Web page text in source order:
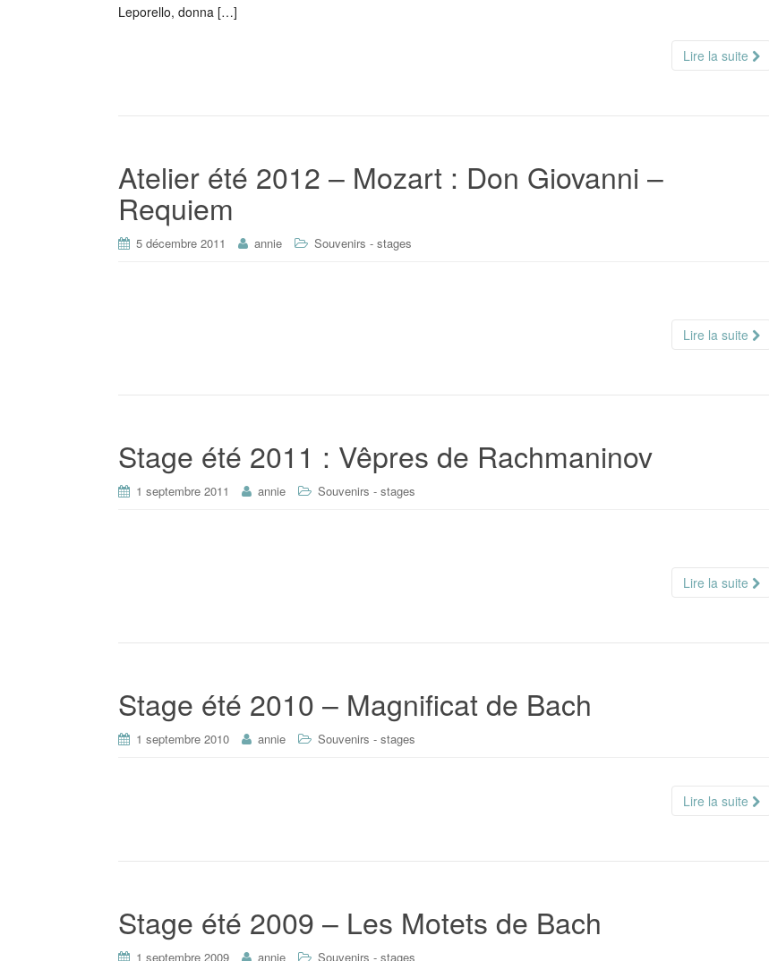
Leporello, donna […]
Lire la suite
Atelier été 2012 – Mozart : Don Giovanni –
Requiem
5 décembre 2011 annie Souvenirs - stages
Lire la suite
Stage été 2011 : Vêpres de Rachmaninov
1 septembre 2011 annie Souvenirs - stages
Lire la suite
Stage été 2010 – Magnificat de Bach
1 septembre 2010 annie Souvenirs - stages
Lire la suite
Stage été 2009 – Les Motets de Bach
1 septembre 2009 annie Souvenirs - stages